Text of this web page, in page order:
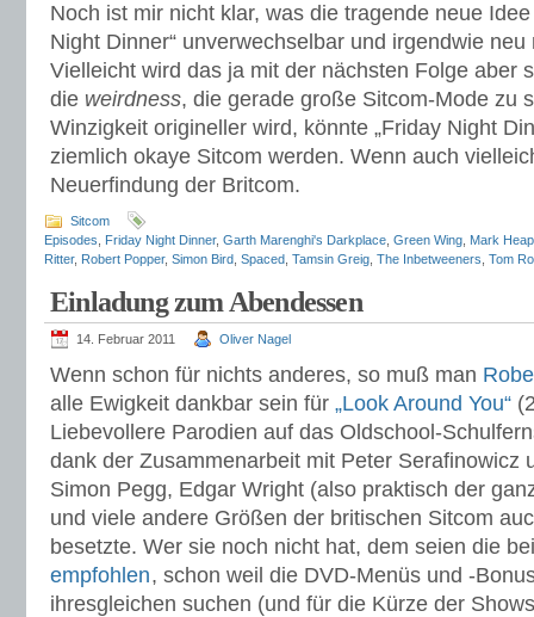
Noch ist mir nicht klar, was die tragende neue
Night Dinner“ unverwechselbar und irgendwie
Vielleicht wird das ja mit der nächsten Folge aber
die weirdness, die gerade große Sitcom-Mode zu
Winzigkeit origineller wird, könnte „Friday Night
ziemlich okaye Sitcom werden. Wenn auch
Neuerfindung der Britcom.
Sitcom
Episodes
Friday Night Dinner, Garth Marenghi's Darkplace Green Wing Mark Heap
Ritter, Robert Popper, Simon Bird Spaced Tamsin Greig The Inbetweeners Tom
Einladung zum Abendessen
14. Februar 2011 Oliver Nagel
Wenn schon für nichts anderes, so muß man
alle Ewigkeit dankbar sein für „Look Around You“
Liebevollere Parodien auf das Oldschool-
dank der Zusammenarbeit mit Peter Serafinowicz
Simon Pegg, Edgar Wright (also praktisch der
und viele andere Größen der britischen Sitcom
besetzte. Wer sie noch nicht hat, dem seien die
empfohlen, schon weil die DVD-Menüs und -
ihresgleichen suchen (und für die Kürze der